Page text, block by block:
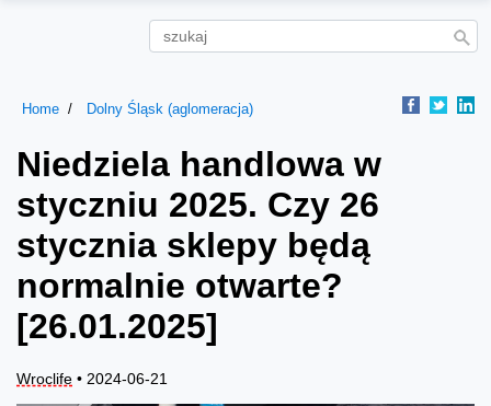
Home Dolny Śląsk (aglomeracja)
Niedziela handlowa w
styczniu 2025. Czy 26
stycznia sklepy będą
normalnie otwarte?
[26.01.2025]
Wroclife • 2024-06-21